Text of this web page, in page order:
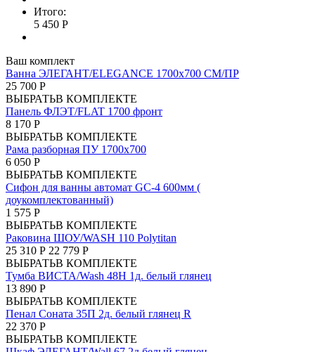
Итого:
5 450 Р
Ваш комплект
Ванна ЭЛЕГАНТ/ELEGANCE 1700х700 СМ/ПР
25 700 Р
ВЫБРАТЬВ КОМПЛЕКТЕ
Панель ФЛЭТ/FLAT 1700 фронт
8 170 Р
ВЫБРАТЬВ КОМПЛЕКТЕ
Рама разборная ПУ 1700х700
6 050 Р
ВЫБРАТЬВ КОМПЛЕКТЕ
Сифон для ванны автомат GC-4 600мм (
доукомплектованный)
1 575 Р
ВЫБРАТЬВ КОМПЛЕКТЕ
Раковина ШОУ/WASH 110 Polytitan
25 310 Р 22 779 Р
ВЫБРАТЬВ КОМПЛЕКТЕ
Тумба ВИСТА/Wash 48Н 1д. белый глянец
13 890 Р
ВЫБРАТЬВ КОМПЛЕКТЕ
Пенал Соната 35П 2д. белый глянец R
22 370 Р
ВЫБРАТЬВ КОМПЛЕКТЕ